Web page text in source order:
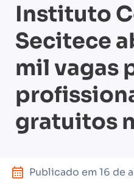
Instituto
Secitece
mil vagas
gratuitos
Publicado em 16 de